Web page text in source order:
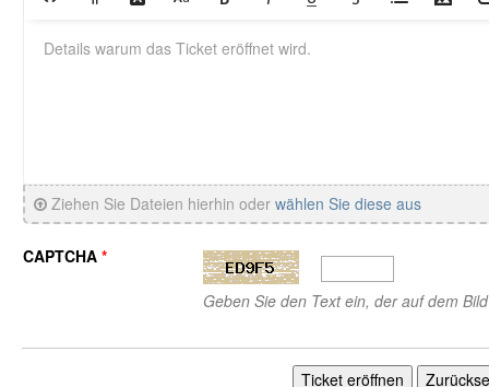
Ziehen Sie Dateien hierhin oder wählen Sie diese aus
CAPTCHA *
Geben Sie den Text ein, der auf dem